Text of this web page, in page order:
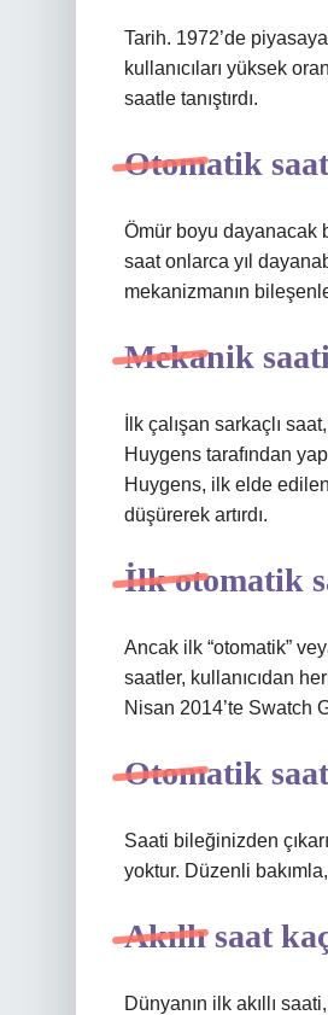
Tarih. 1972’de
kullanıcıları yüksek
saatle tanıştırdı.
Otomatik
Ömür boyu dayanacak
saat onlarca yıl
mekanizmanın
Mekanik
İlk çalışan sarkaçlı
Huygens tarafından
Huygens, ilk elde
düşürerek artırdı.
İlk otomatik
Ancak ilk “otomatik”
saatler, kullanıcıdan
Nisan 2014’te Swatch
Otomatik
Saati bileğinizden
yoktur. Düzenli
Akıllı saat
Dünyanın ilk akıllı